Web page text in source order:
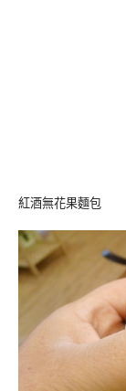
紅酒無花果麵包